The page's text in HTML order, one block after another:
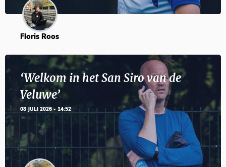
Floris Roos
‘Welkom in het San Siro van de
Veluwe’
08 JULI 2026 - 14:52